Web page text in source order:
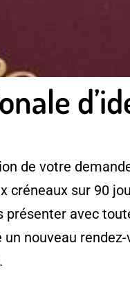
de votre
créneaux sur 90
avec
nouveau rendez-